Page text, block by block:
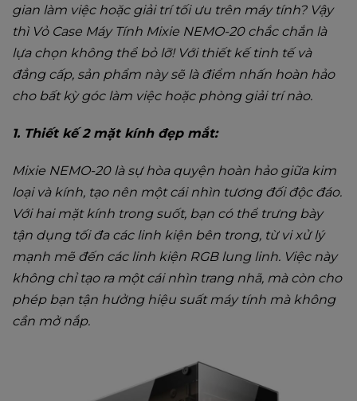
gian làm việc hoặc giải trí tối ưu trên máy tính? Vậy
thì Vỏ Case Máy Tính Mixie NEMO-20 chắc chắn là
lựa chọn không thể bỏ lỡ! Với thiết kế tinh tế và
đẳng cấp, sản phẩm này sẽ là điểm nhấn hoàn hảo
cho bất kỳ góc làm việc hoặc phòng giải trí nào.
1. Thiết kế 2 mặt kính đẹp mắt:
Mixie NEMO-20 là sự hòa quyện hoàn hảo giữa kim
loại và kính, tạo nên một cái nhìn tương đối độc đáo.
Với hai mặt kính trong suốt, bạn có thể trưng bày
tận dụng tối đa các linh kiện bên trong, từ vi xử lý
mạnh mẽ đến các linh kiện RGB lung linh. Việc này
không chỉ tạo ra một cái nhìn trang nhã, mà còn cho
phép bạn tận hưởng hiệu suất máy tính mà không
cần mở nắp.